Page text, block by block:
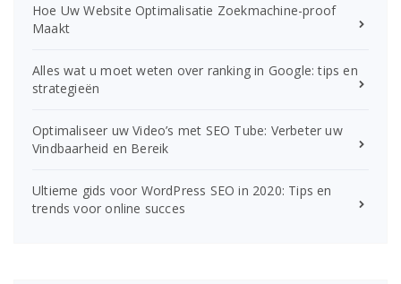
Hoe Uw Website Optimalisatie Zoekmachine-proof
Maakt
Alles wat u moet weten over ranking in Google: tips en
strategieën
Optimaliseer uw Video’s met SEO Tube: Verbeter uw
Vindbaarheid en Bereik
Ultieme gids voor WordPress SEO in 2020: Tips en
trends voor online succes